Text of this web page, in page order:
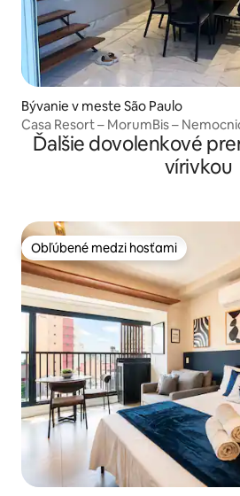
Bývanie v meste São Paulo
Casa Resort – MorumBis –
Ďalšie dovolenkové
vírivkou
Obľúbené medzi hosťami
Obľúbené medzi hosťami